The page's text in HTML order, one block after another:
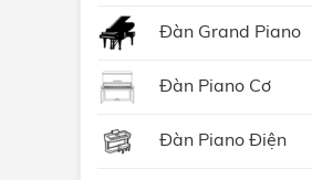
Đàn Grand Piano
Đàn Piano Cơ
Đàn Piano Điện